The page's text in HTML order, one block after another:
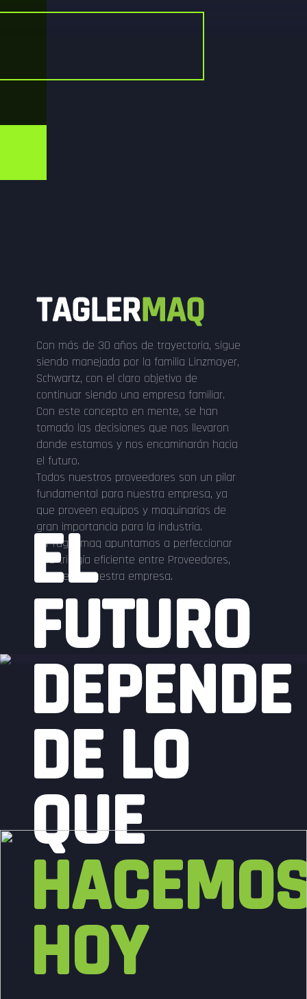
TAGLERMAQ
Con más de 30 años de trayectoria, sigue
siendo manejada por la familia Linzmayer,
Schwartz, con el claro objetivo de
continuar siendo una empresa familiar.
Con este concepto en mente, se han
tomado las decisiones que nos llevaron
donde estamos y nos encaminarán hacia
el futuro.
Todos nuestros proveedores son un pilar
fundamental para nuestra empresa, ya
que proveen equipos y maquinarias de
gran importancia para la industria.
En Taglermaq apuntamos a perfeccionar
una trilogía eficiente entre Proveedores,
Clientes y nuestra empresa.
EL
FUTURO
DEPENDE
DE LO
QUE
HOY